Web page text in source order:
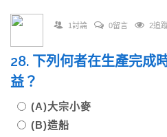
1討論 0留言 2追
28. 下列何者在生產完成
益？
(A)大宗小麥
(B)造船